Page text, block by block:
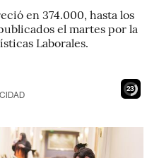
en 374.000, hasta los
el martes por la
Laborales.
22